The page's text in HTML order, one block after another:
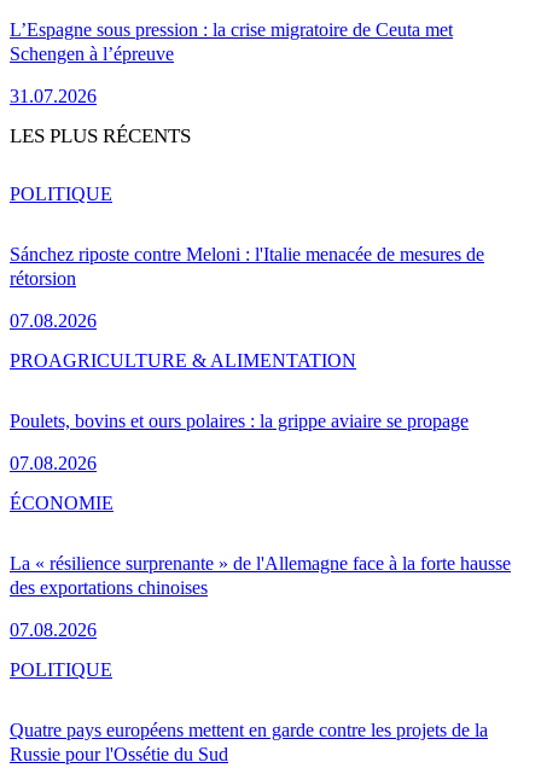
L’Espagne sous pression : la crise migratoire de Ceuta met
Schengen à l’épreuve
31.07.2026
LES PLUS RÉCENTS
Sánchez riposte contre Meloni : l'Italie menacée de mesures de
rétorsion
07.08.2026
POLITIQUE
Poulets, bovins et ours polaires : la grippe aviaire se propage
07.08.2026
PROAGRICULTURE & ALIMENTATION
La « résilience surprenante » de l'Allemagne face à la forte hausse
des exportations chinoises
07.08.2026
ÉCONOMIE
Quatre pays européens mettent en garde contre les projets de la
Russie pour l'Ossétie du Sud
POLITIQUE